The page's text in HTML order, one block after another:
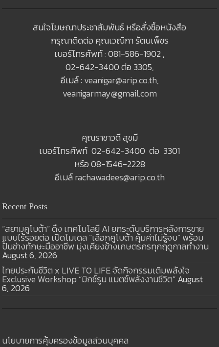
สนใจโฆษณาประชาสัมพันธ์ หรือสั่งซื้อหนังสือ
กรุณาติดต่อ คุณเวณิกา รัตนเพ็ชร
เบอร์โทรศัพท์ : 081-586-1902 ,
02-642-3400 ต่อ 3305,
อีเมล์ : veanigar@arip.co.th,
veanigarmay@gmail.com
คุณราชาวดี สุขมี
เบอร์โทรศัพท์ 02-642-3400 ต่อ 3301
หรือ 08-1546-2228
อีเมล์rachawadees@arip.co.th
Recent Posts
“สยามคูโบต้า” ดึง เทคโนโลยี AI ยกระดับบริการหลังการขาย
แบบไร้รอยต่อ เปิดโมเดล “เลือกคูโบต้า คุ้มค่าไม่รู้จบ” พร้อม
ปั้นช่างทักษะมืออาชีพ มุ่งเคียงข้างเกษตรกรทุกฤดูกาลทำงาน
August 6, 2026
ไทยประกันชีวิต x LIVE TO LIFE จัดกิจกรรมเติมพลังใจ
Exclusive Workshop “มิกซ์รูน แมตช์พลังงานชีวิต”August
6, 2026
นโยบายการคุ้มครองข้อมูลส่วนบุคคล